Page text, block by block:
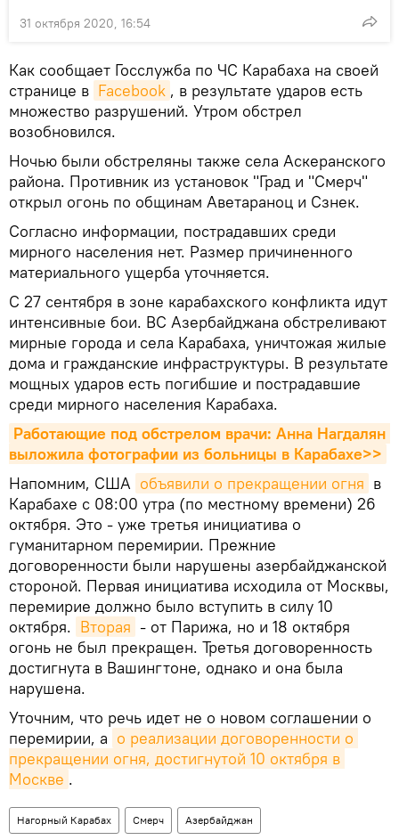
31 октября 2020, 16:54
Как сообщает Госслужба по ЧС Карабаха на своей
странице в Facebook , в результате ударов есть
множество разрушений. Утром обстрел
возобновился.
Ночью были обстреляны также села Аскеранского
района. Противник из установок "Град и "Смерч"
открыл огонь по общинам Аветараноц и Сзнек.
Согласно информации, пострадавших среди
мирного населения нет. Размер причиненного
материального ущерба уточняется.
С 27 сентября в зоне карабахского конфликта идут
интенсивные бои. ВС Азербайджана обстреливают
мирные города и села Карабаха, уничтожая жилые
дома и гражданские инфраструктуры. В результате
мощных ударов есть погибшие и пострадавшие
среди мирного населения Карабаха.
Работающие под обстрелом врачи: Анна Нагдалян
выложила фотографии из больницы в Карабахе>>
Напомним, США объявили о прекращении огня в
Карабахе с 08:00 утра (по местному времени) 26
октября. Это - уже третья инициатива о
гуманитарном перемирии. Прежние
договоренности были нарушены азербайджанской
стороной. Первая инициатива исходила от Москвы,
перемирие должно было вступить в силу 10
октября. Вторая - от Парижа, но и 18 октября
огонь не был прекращен. Третья договоренность
достигнута в Вашингтоне, однако и она была
нарушена.
Уточним, что речь идет не о новом соглашении о
перемирии, а о реализации договоренности о
прекращении огня, достигнутой 10 октября в
Москве .
Нагорный Карабах Смерч Азербайджан